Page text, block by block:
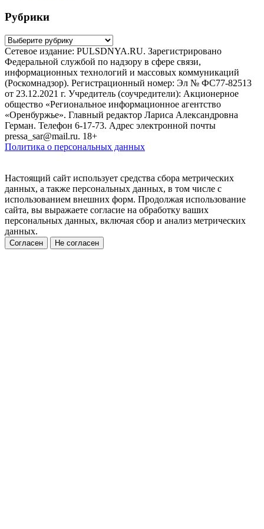
Рубрики
Рубрики
Сетевое издание: PULSDNYA.RU. Зарегистрировано
Федеральной службой по надзору в сфере связи,
информационных технологий и массовых коммуникаций
(Роскомнадзор). Регистрационный номер: Эл № ФС77-82513
от 23.12.2021 г. Учредитель (соучредители): Акционерное
общество «Региональное информационное агентство
«Оренбуржье». Главный редактор Лариса Александровна
Герман. Телефон 6-17-73. Адрес электронной почты
pressa_sar@mail.ru. 18+
Политика о персональных данных
Настоящий сайт использует средства сбора метрических
данных, а также персональных данных, в том числе с
использованием внешних форм. Продолжая использование
сайта, вы выражаете согласие на обработку ваших
персональных данных, включая сбор и анализ метрических
данных.
Согласен Не согласен